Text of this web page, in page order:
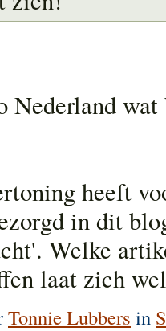
Nederland
heeft
in dit
Welke
laat zich
Tonnie Lubbers in